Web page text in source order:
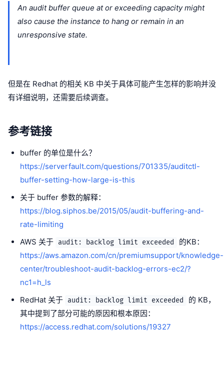
An audit buffer queue at or exceeding capacity might
also cause the instance to hang or remain in an
unresponsive state.
但是在 Redhat 的相关 KB 中关于具体可能产生怎样的影响并没
有详细说明，还需要后续调查。
参考链接
buffer 的单位是什么？
https://serverfault.com/questions/701335/auditctl-
buffer-setting-how-large-is-this
关于 buffer 参数的解释：
https://blog.siphos.be/2015/05/audit-buffering-and-
rate-limiting
AWS 关于
audit: backlog limit exceeded
的KB：
https://aws.amazon.com/cn/premiumsupport/knowledge-
center/troubleshoot-audit-backlog-errors-ec2/?
nc1=h_ls
RedHat 关于
audit: backlog limit exceeded
的 KB，
其中提到了部分可能的原因和根本原因：
https://access.redhat.com/solutions/19327